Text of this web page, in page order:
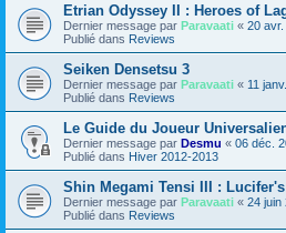
Etrian Odyssey II : Heroes of
Dernier message par Paravaati « 20
Publié dans Reviews
Seiken Densetsu 3
Dernier message par Paravaati « 11
Publié dans Reviews
Le Guide du Joueur
Dernier message par Desmu « 06 déc.
Publié dans Hiver 2012-2013
Shin Megami Tensi III :
Dernier message par Paravaati « 24 juin
Publié dans Reviews